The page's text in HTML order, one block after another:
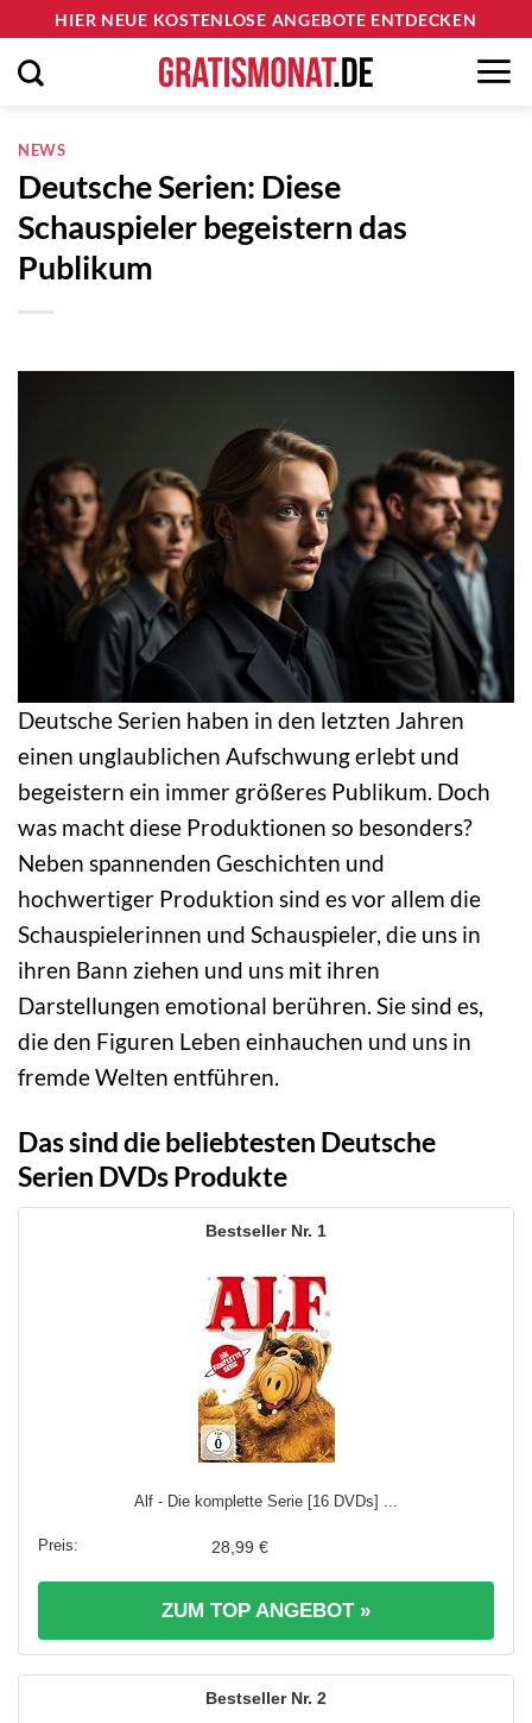
Inhalt
springen
HIER NEUE KOSTENLOSE ANGEBOTE ENTDECKEN
NEWS
Deutsche Serien: Diese
Schauspieler begeistern das
Publikum
Deutsche Serien haben in den letzten Jahren
einen unglaublichen Aufschwung erlebt und
begeistern ein immer größeres Publikum. Doch
was macht diese Produktionen so besonders?
Neben spannenden Geschichten und
hochwertiger Produktion sind es vor allem die
Schauspielerinnen und Schauspieler, die uns in
ihren Bann ziehen und uns mit ihren
Darstellungen emotional berühren. Sie sind es,
die den Figuren Leben einhauchen und uns in
fremde Welten entführen.
Das sind die beliebtesten Deutsche
Serien DVDs Produkte
1
Alf - Die komplette Serie [16 DVDs] ...
28,99 €
ZUM TOP ANGEBOT »
2